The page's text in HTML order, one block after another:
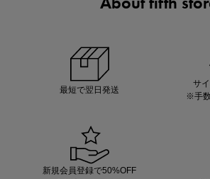
最短で翌日発送
サ
※手
新規会員登録で50%OFF